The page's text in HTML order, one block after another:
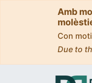
Amb
Con
Due to